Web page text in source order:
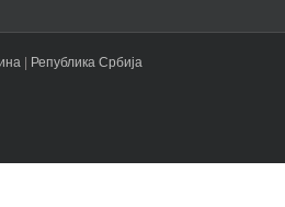
| Република Србија